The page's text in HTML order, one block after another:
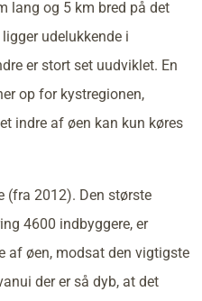
lang og 5 km bred på det
udelukkende i
er stort set uudviklet. En
op for kystregionen,
indre af øen kan kun køres
(fra 2012). Den største
4600 indbyggere, er
af øen, modsat den vigtigste
der er så dyb, at det